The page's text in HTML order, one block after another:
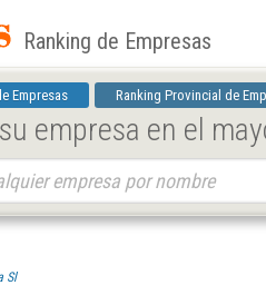
Ranking de Empresas
Empresas Ranking Provincial de
empresa en el
Sl